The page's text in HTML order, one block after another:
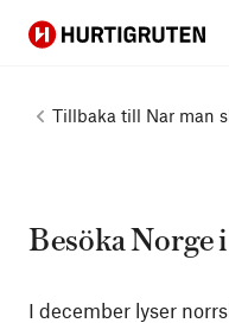
Hurtigruten
Tillbaka till Nar man
Besöka Norge
I december lyser